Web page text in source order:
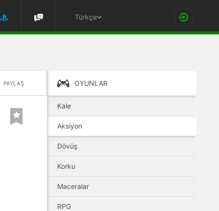
Türkçe
PAYLAŞ OYUNLAR
Kale
Aksiyon
Dövüş
Korku
Maceralar
RPG